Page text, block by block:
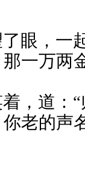
眼，一
一万两
，道：
老的声